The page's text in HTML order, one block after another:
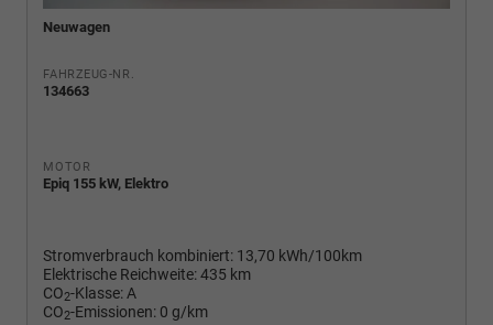
Neuwagen
FAHRZEUG-NR.
134663
MOTOR
Epiq 155 kW, Elektro
Stromverbrauch kombiniert: 13,70 kWh/100km
Elektrische Reichweite:435 km
CO2-Klasse:A
CO2-Emissionen: 0 g/km